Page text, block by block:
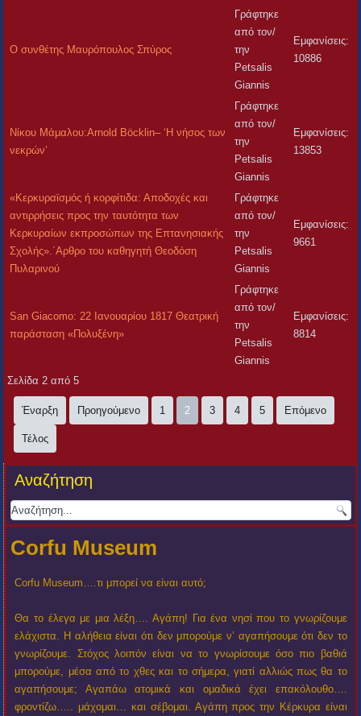
Ο συνθέτης Μαυρόπουλος Σπύρος
Γράφτηκε
από τον/
την
Petsalis
Giannis
Εμφανίσεις:
10886
Νίκου Μάμαλου:Arnold Böcklin– ‘Η νήσος των
νεκρών’
Γράφτηκε
από τον/
την
Petsalis
Giannis
Εμφανίσεις:
13853
«Κερκυραϊσμός ή κορφίτιδα: Αποδοχές και
αντιρρήσεις προς την ταυτότητα των
Κερκυραίων εκπροσώπων της Επτανησιακής
Σχολής».΄Αρθρο του καθηγητή Θεοδόση
Πυλαρινού
Γράφτηκε
από τον/
την
Petsalis
Giannis
Εμφανίσεις:
9661
San Giacomo: 22 Ιανουαρίου 1817 Θεατρική
παράσταση «Πολυξένη»
Γράφτηκε
από τον/
την
Petsalis
Giannis
Εμφανίσεις:
8814
Σελίδα 2 από 5
Έναρξη Προηγούμενο 1 2 3 4 5 Επόμενο
Τέλος
Αναζήτηση
Corfu Museum
Corfu Museum….τι μπορεί να είναι αυτό;
Θα το έλεγα με μια λέξη…. Αγάπη! Για ένα νησί που το γνωρίζουμε
ελάχιστα. Η αλήθεια είναι ότι δεν μπορούμε ν’ αγαπήσουμε ότι δεν το
γνωρίζουμε. Στόχος λοιπόν είναι να το γνωρίσουμε όσο πιο βαθιά
μπορούμε, μέσα από το χθες και το σήμερα, γιατί αλλιώς πως θα το
αγαπήσουμε; Αγαπάω ατομικά και ομαδικά έχει επακόλουθο….
φροντίζω….. μάχομαι… και σέβομαι. Αγάπη προς την Κέρκυρα είναι